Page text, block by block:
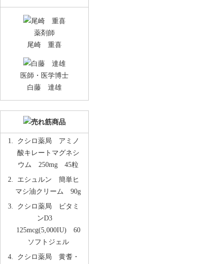
薬剤師
尾崎 重喜
医師・医学博士
白藤 達雄
クシロ薬局 アミノ
酸キレートマグネシ
ウム 250mg 45粒
エシュルン 簡単ヒ
マシ油クリーム 90g
クシロ薬局 ビタミ
ンD3
125mcg(5,000IU) 60
ソフトジェル
クシロ薬局 黄耆・